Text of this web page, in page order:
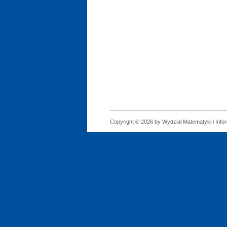
Copyright © 2026 by Wydział Matematyki i